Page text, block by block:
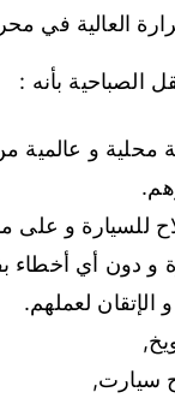
العالية في
الصباحية بأنه :
و عالمية
و على مدار 24
و دون أي أخطاء
لعملهم.
سيارت,